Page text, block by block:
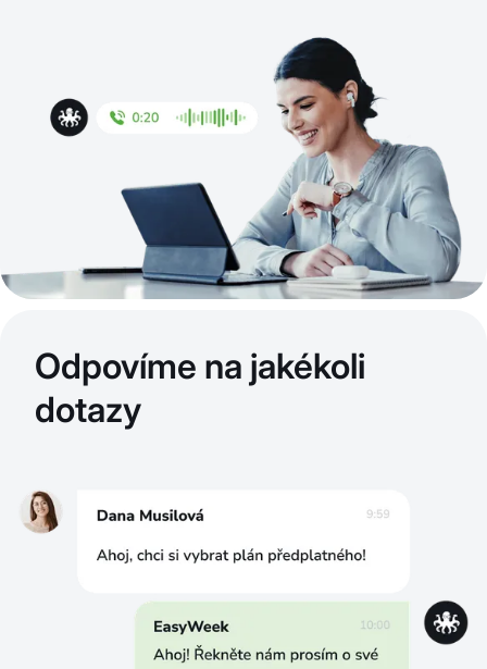
Odpovíme na jakékoli
dotazy